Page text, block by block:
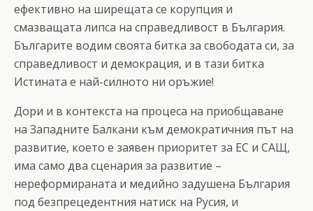
ефективно на ширещата се корупция и
смазващата липса на справедливост в България.
Българите водим своята битка за свободата си, за
справедливост и демокрация, и в тази битка
Истината е най-силното ни оръжие!
Дори и в контекста на процеса на приобщаване
на Западните Балкани към демократичния път на
развитие, което е заявен приоритет за ЕС и САЩ,
има само два сценария за развитие –
нереформираната и медийно задушена България
под безпрецедентния натиск на Русия, и